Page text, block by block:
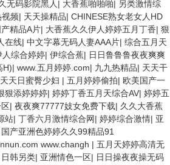
无码影院黑人 | 大香蕉啪啪啪| 另类激情综
频| 天天操精品| CHINESE熟女老女人HD
产精品A片| 大香蕉久久伊人婷婷五月丁香| 狠
在线| 中文字幕无码人妻AAA片| 综合五月天
人综合婷婷| 伊综合蕉| 日日鲁鲁鲁夜夜爽爽
H)| www.五月婷婷.com| 九九热精品| 天天干
天日蜜臀少妇 | 五月婷婷偷拍| 欧美国产一
狠添婷婷婷| 婷婷丁香五月天综合AV| 婷婷五
| 夜夜爽77777妓女免费下载| 久久大香蕉
站| 丁香六月激情综合网| 婷婷综合激情| 亚
国产亚洲色婷婷久久99精品91
www.changh | 五月天婷婷高清无
日韩另类| 亚洲情色一区| 日日操夜夜操无码